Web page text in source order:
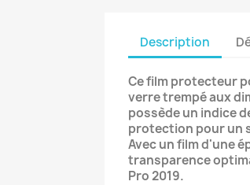
Description
Ce film protecteur
verre trempé aux
possède un indice
protection pour un
Avec un film d'une
transparence
Pro 2019.